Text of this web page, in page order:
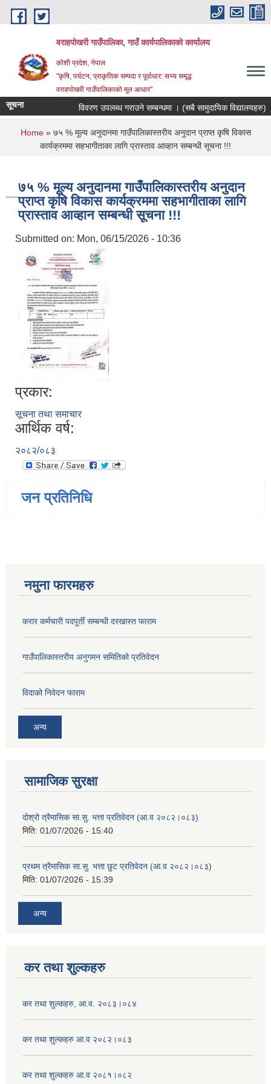
Skip to main content
वराहपोखरी गाउँपालिका, गाउँ कार्यपालिकाको कार्यालय
कोशी प्रदेश, नेपाल
"कृषि, पर्यटन, प्राकृतिक सम्पदा र पूर्वाधार: सभ्य समृद्ध
वराहपोखरी गाउँपालिकाको मूल आधार"
सूचना विवरण उपलब्ध गराउने सम्बन्धमा । (सबै सामुदायिक विद्यालयहरु)
You are here
Home» ७५ % मूल्य अनुदानमा गाउँपालिकास्तरीय अनुदान प्राप्त कृषि विकास
कार्यक्रममा सहभागीताका लागि प्रास्ताव आव्हान सम्बन्धी सूचना !!!
७५ % मूल्य अनुदानमा गाउँपालिकास्तरीय अनुदान
प्राप्त कृषि विकास कार्यक्रममा सहभागीताका लागि
प्रास्ताव आव्हान सम्बन्धी सूचना !!!
Submitted on: Mon, 06/15/2026 - 10:36
प्रकार:
सूचना तथा समाचार
आर्थिक वर्ष:
२०८२/०८३
जन प्रतिनिधि
नमुना फारमहरु
करार कर्मचारी पदपूर्ती सम्बन्धी दरखास्त फाराम
गाउँपालिकास्तरीय अनुगमन समितिको प्रतिवेदन
विदाको निवेदन फाराम
अन्य
सामाजिक सुरक्षा
दोश्रो त्रैमासिक सा.सु. भत्ता प्रतिवेदन (आ.व २०८२।०८३)
मिति: 01/07/2026 - 15:40
प्रथम त्रैमासिक सा.सु. भत्ता छुट प्रतिवेदन (आ.व २०८२।०८३)
मिति: 01/07/2026 - 15:39
अन्य
कर तथा शुल्कहरु
कर तथा शुल्कहरु, आ.व. २०८३।०८४
कर तथा शुल्कहरु आ.व २०८२।०८३
कर तथा शुल्कहरु आ.व २०८१।०८२